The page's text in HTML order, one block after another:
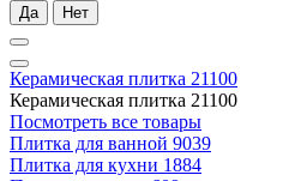
Да Нет
Керамическая плитка 21100
Керамическая плитка 21100
Посмотреть все товары
Плитка для ванной 9039
Плитка для кухни 1884